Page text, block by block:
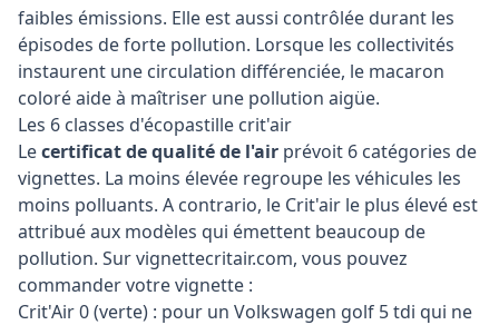
faibles émissions. Elle est aussi contrôlée durant les
épisodes de forte pollution. Lorsque les collectivités
instaurent une circulation différenciée, le macaron
coloré aide à maîtriser une pollution aigüe.
Les 6 classes d'écopastille crit'air
Lecertificat de qualité de l'air prévoit 6 catégories de
vignettes. La moins élevée regroupe les véhicules les
moins polluants. A contrario, le Crit'air le plus élevé est
attribué aux modèles qui émettent beaucoup de
pollution. Sur vignettecritair.com, vous pouvez
commander votre vignette :
Crit'Air 0 (verte) : pour un Volkswagen golf 5 tdi qui ne